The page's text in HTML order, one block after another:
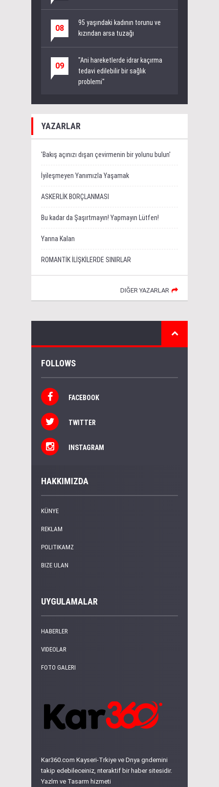
08
95 yaşındaki kadının torunu ve
kızından arsa tuzağı
09
"Ani hareketlerde idrar kaçırma
tedavi edilebilir bir sağlık
problemi"
YAZARLAR
'Bakış açınızı dışarı çevirmenin bir yolunu bulun'
İyileşmeyen Yanımızla Yaşamak
ASKERLİK BORÇLANMASI
Bu kadar da Şaşırtmayın! Yapmayın Lütfen!
Yarına Kalan
ROMANTİK İLİŞKİLERDE SINIRLAR
DIĞER YAZARLAR
FOLLOWS
FACEBOOK
TWITTER
INSTAGRAM
HAKKIMIZDA
KÜNYE
REKLAM
POLITIKAMZ
BIZE ULAN
UYGULAMALAR
HABERLER
VIDEOLAR
FOTO GALERI
Kar360.com Kayseri-Trkiye ve Dnya gndemini
takip edebileceiniz, nteraktif bir haber sitesidir.
Yazlm ve Tasarm hizmeti